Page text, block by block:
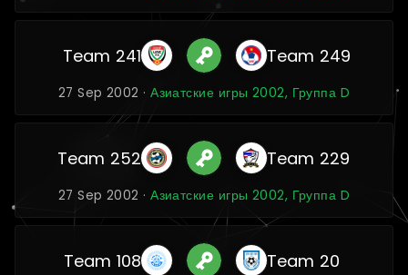
Team 241 Team 249
27 Sep 2002 ·Азиатские игры 2002, Группа D
Team 252 Team 229
27 Sep 2002 ·Азиатские игры 2002, Группа D
Team 108 Team 20